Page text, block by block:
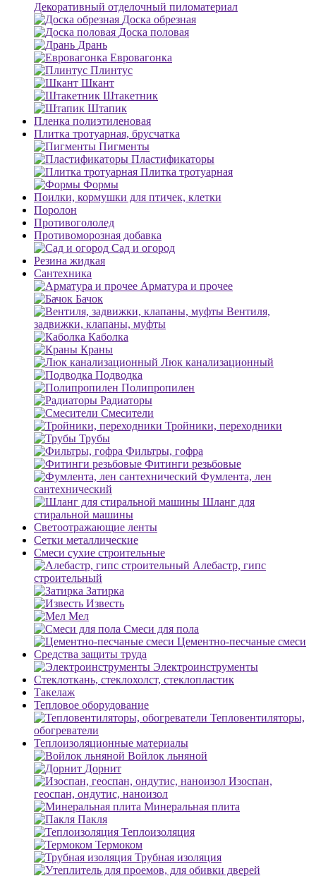
Декоративный отделочный пиломатериал
Доска обрезная
Доска половая
Дрань
Евровагонка
Плинтус
Шкант
Штакетник
Штапик
Пленка полиэтиленовая
Плитка тротуарная, брусчатка
Пигменты
Пластификаторы
Плитка тротуарная
Формы
Поилки, кормушки для птичек, клетки
Поролон
Противогололед
Противоморозная добавка
Сад и огород
Резина жидкая
Сантехника
Арматура и прочее
Бачок
Вентиля,
задвижки, клапаны, муфты
Каболка
Краны
Люк канализационный
Подводка
Полипропилен
Радиаторы
Смесители
Тройники, переходники
Трубы
Фильтры, гофра
Фитинги резьбовые
Фумлента, лен
сантехнический
Шланг для
стиральной машины
Светоотражающие ленты
Сетки металлические
Смеси сухие строительные
Алебастр, гипс
строительный
Затирка
Известь
Мел
Смеси для пола
Цементно-песчаные смеси
Средства защиты труда
Электроинструменты
Стеклоткань, стеклохолст, стеклопластик
Такелаж
Тепловое оборудование
Тепловентиляторы,
обогреватели
Теплоизоляционные материалы
Войлок льняной
Дорнит
Изоспан,
геоспан, ондутис, наноизол
Минеральная плита
Пакля
Теплоизоляция
Термоком
Трубная изоляция